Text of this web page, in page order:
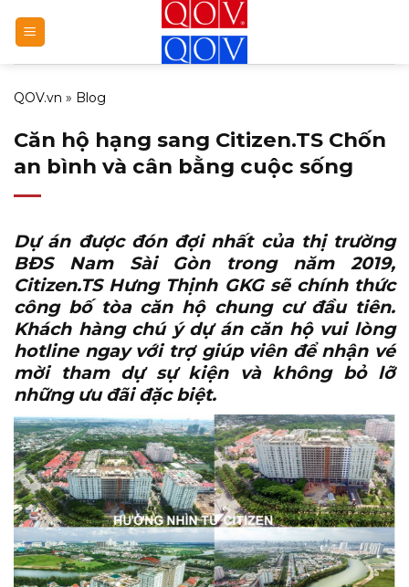
qua
nội
dung
QOV.vn » Blog
Căn hộ hạng sang Citizen.TS Chốn
an bình và cân bằng cuộc sống
Dự án được đón đợi nhất của thị trường
BĐS Nam Sài Gòn trong năm 2019,
Citizen.TS Hưng Thịnh GKGsẽ chính thức
công bố tòa căn hộ chung cư đầu tiên.
Khách hàng chú ý dự án căn hộ vui lòng
hotline ngay với trợ giúp viên để nhận vé
mời tham dự sự kiện và không bỏ lỡ
những ưu đãi đặc biệt.